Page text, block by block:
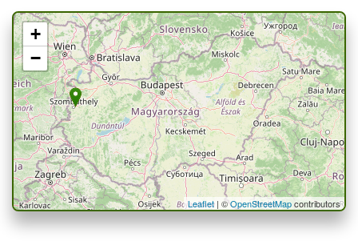
+
−
Leaflet| ©OpenStreetMapcontributors